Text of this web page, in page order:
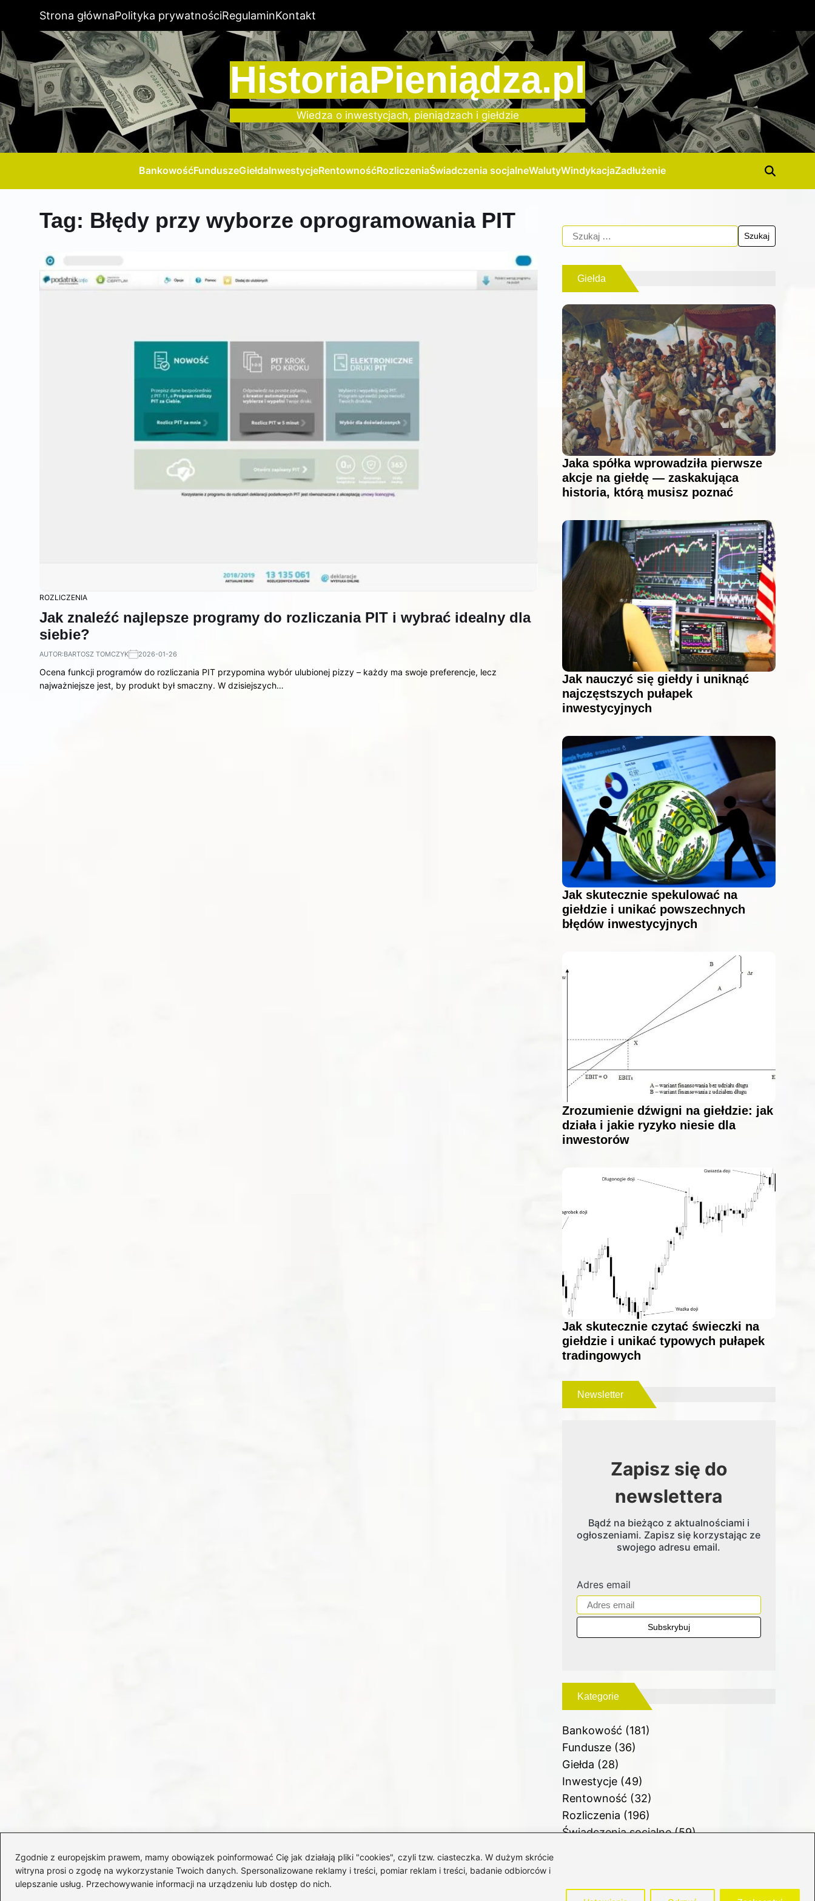
Zgodnie z europejskim prawem, mamy obowiązek poinformować Cię jak działają pliki "cookies", czyli tzw. ciasteczka. W dużym skrócie
witryna prosi o zgodę na wykorzystanie Twoich danych. Spersonalizowane reklamy i treści, pomiar reklam i treści, badanie odbiorców i
ulepszanie usług. Przechowywanie informacji na urządzeniu lub dostęp do nich.
Strona głównaPolityka prywatnościRegulaminKontakt
HistoriaPieniądza.pl
Wiedza o inwestycjach, pieniądzach i giełdzie
BankowośćFunduszeGiełdaInwestycjeRentownośćRozliczeniaŚwiadczenia socjalneWalutyWindykacjaZadłużenie
Tag: Błędy przy wyborze oprogramowania PIT
ROZLICZENIA
Jak znaleźć najlepsze programy do rozliczania PIT i wybrać idealny dla
siebie?
AUTOR:BARTOSZ TOMCZYK 2026-01-26
Ocena funkcji programów do rozliczania PIT przypomina wybór ulubionej pizzy – każdy ma swoje preferencje, lecz
najważniejsze jest, by produkt był smaczny. W dzisiejszych…
Giełda
Jaka spółka wprowadziła pierwsze
akcje na giełdę — zaskakująca
historia, którą musisz poznać
Jak nauczyć się giełdy i uniknąć
najczęstszych pułapek
inwestycyjnych
Jak skutecznie spekulować na
giełdzie i unikać powszechnych
błędów inwestycyjnych
Zrozumienie dźwigni na giełdzie: jak
działa i jakie ryzyko niesie dla
inwestorów
Jak skutecznie czytać świeczki na
giełdzie i unikać typowych pułapek
tradingowych
Newsletter
Zapisz się do
newslettera
Bądź na bieżąco z aktualnościami i
ogłoszeniami. Zapisz się korzystając ze
swojego adresu email.
Adres email
Kategorie
Bankowość (181)
Fundusze(36)
Giełda (28)
Inwestycje(49)
Rentowność (32)
Rozliczenia (196)
Świadczenia socjalne(59)